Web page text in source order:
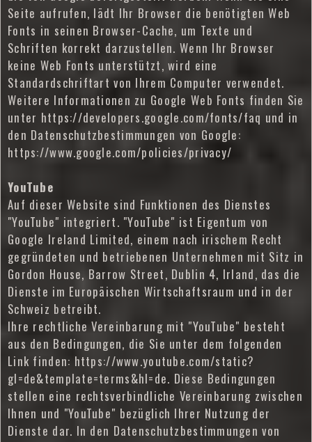
Seite aufrufen, lädt Ihr Browser die benötigten Web
Fonts in seinen Browser-Cache, um Texte und
Schriften korrekt darzustellen. Wenn Ihr Browser
keine Web Fonts unterstützt, wird eine
Standardschriftart von Ihrem Computer verwendet.
Weitere Informationen zu Google Web Fonts finden Sie
unter https://developers.google.com/fonts/faq und in
den Datenschutzbestimmungen von Google:
https://www.google.com/policies/privacy/
YouTube
Auf dieser Website sind Funktionen des Dienstes
"YouTube" integriert. "YouTube" ist Eigentum von
Google Ireland Limited, einem nach irischem Recht
gegründeten und betriebenen Unternehmen mit Sitz in
Gordon House, Barrow Street, Dublin 4, Irland, das die
Dienste im Europäischen Wirtschaftsraum und in der
Schweiz betreibt.
Ihre rechtliche Vereinbarung mit "YouTube" besteht
aus den Bedingungen, die Sie unter dem folgenden
Link finden: https://www.youtube.com/static?
gl=de&template=terms&hl=de. Diese Bedingungen
stellen eine rechtsverbindliche Vereinbarung zwischen
Ihnen und "YouTube" bezüglich Ihrer Nutzung der
Dienste dar. In den Datenschutzbestimmungen von